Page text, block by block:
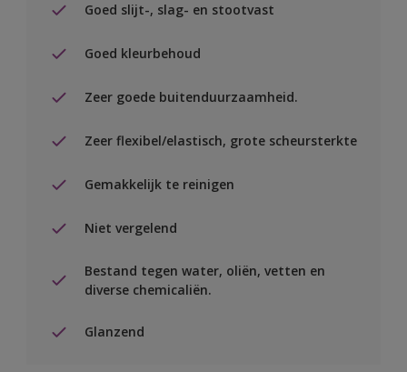
Goed slijt-, slag- en stootvast
Goed kleurbehoud
Zeer goede buitenduurzaamheid.
Zeer flexibel/elastisch, grote scheursterkte
Gemakkelijk te reinigen
Niet vergelend
Bestand tegen water, oliën, vetten en
diverse chemicaliën.
Glanzend